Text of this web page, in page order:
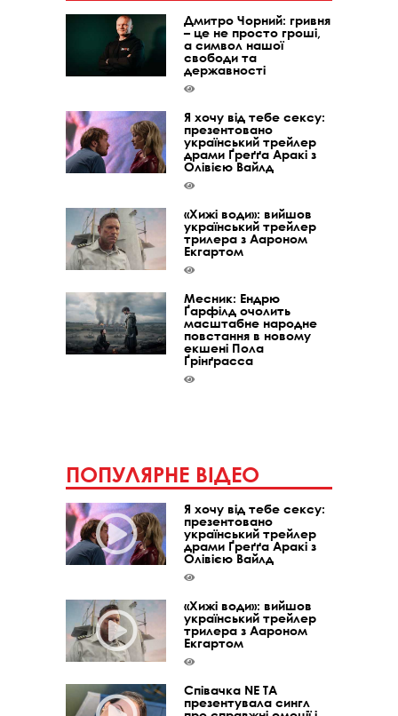
Дмитро Чорний: гривня
– це не просто гроші,
а символ нашої
свободи та
державності
Я хочу від тебе сексу:
презентовано
український трейлер
драми Ґреґґа Аракі з
Олівією Вайлд
«Хижі води»: вийшов
український трейлер
трилера з Аароном
Екгартом
Месник: Ендрю
Ґарфілд очолить
масштабне народне
повстання в новому
екшені Пола
Ґрінґрасса
ПОПУЛЯРНЕ ВІДЕО
Я хочу від тебе сексу:
презентовано
український трейлер
драми Ґреґґа Аракі з
Олівією Вайлд
«Хижі води»: вийшов
український трейлер
трилера з Аароном
Екгартом
Співачка NE TA
презентувала сингл